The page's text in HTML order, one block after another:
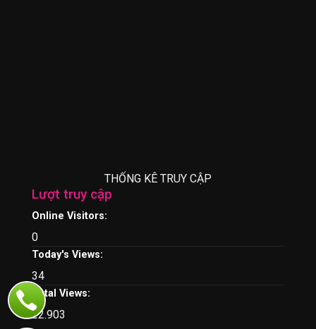
THỐNG KÊ TRUY CẬP
Lượt truy cập
Online Visitors:
0
Today's Views:
34
Total Views:
22.903